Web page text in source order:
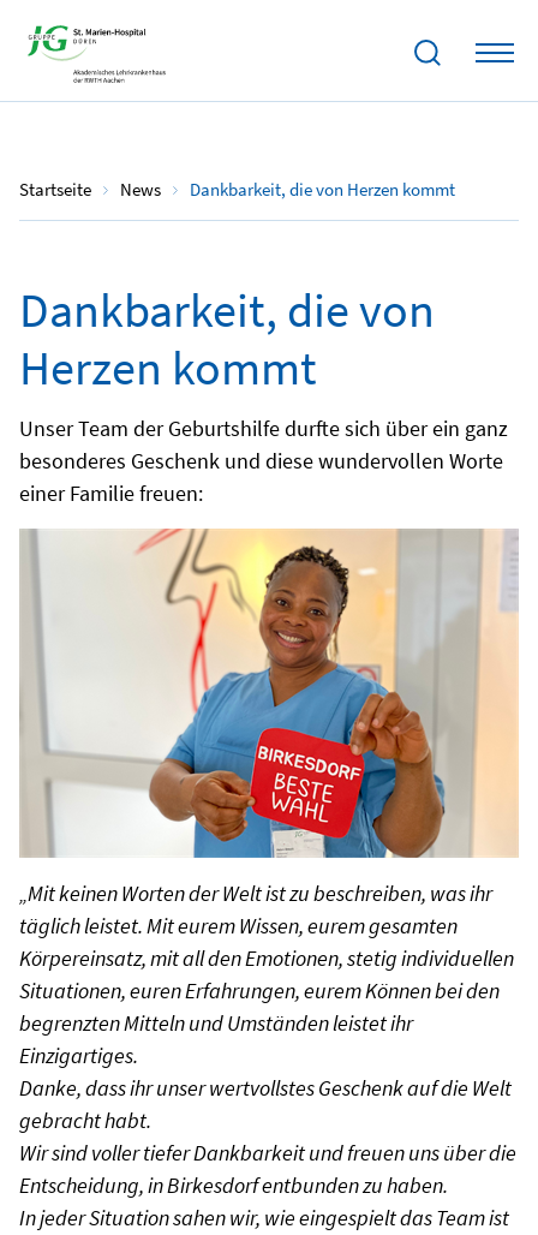
Startseite News Dankbarkeit, die von Herzen kommt
09.06.2026
Dankbarkeit, die von
Herzen kommt
Unser Team der Geburtshilfe durfte sich über ein ganz
besonderes Geschenk und diese wundervollen Worte
einer Familie freuen:
„Mit keinen Worten der Welt ist zu beschreiben, was ihr
täglich leistet. Mit eurem Wissen, eurem gesamten
Körpereinsatz, mit all den Emotionen, stetig individuellen
Situationen, euren Erfahrungen, eurem Können bei den
begrenzten Mitteln und Umständen leistet ihr
Einzigartiges.
Danke, dass ihr unser wertvollstes Geschenk auf die Welt
gebracht habt.
Wir sind voller tiefer Dankbarkeit und freuen uns über die
Entscheidung, in Birkesdorf entbunden zu haben.
In jeder Situation sahen wir, wie eingespielt das Team ist